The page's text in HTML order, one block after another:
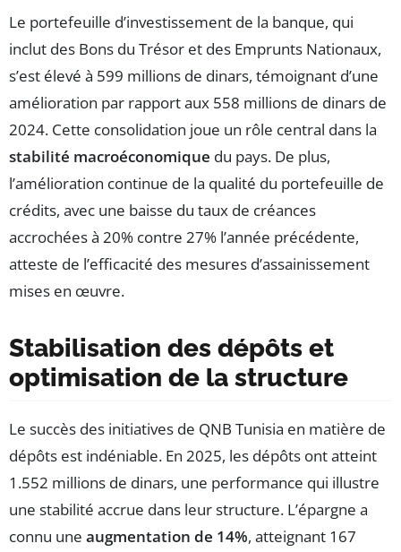
Le portefeuille d’investissement de la banque, qui
inclut des Bons du Trésor et des Emprunts Nationaux,
s’est élevé à 599 millions de dinars, témoignant d’une
amélioration par rapport aux 558 millions de dinars de
2024. Cette consolidation joue un rôle central dans la
stabilité macroéconomique du pays. De plus,
l’amélioration continue de la qualité du portefeuille de
crédits, avec une baisse du taux de créances
accrochées à 20% contre 27% l’année précédente,
atteste de l’efficacité des mesures d’assainissement
mises en œuvre.
Stabilisation des dépôts et
optimisation de la structure
Le succès des initiatives de QNB Tunisia en matière de
dépôts est indéniable. En 2025, les dépôts ont atteint
1.552 millions de dinars, une performance qui illustre
une stabilité accrue dans leur structure. L’épargne a
connu une augmentation de 14%, atteignant 167